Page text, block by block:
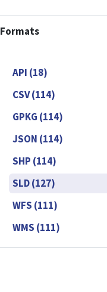
Formats
API (18)
CSV (114)
GPKG (114)
JSON (114)
SHP (114)
SLD (127)
WFS (111)
WMS (111)